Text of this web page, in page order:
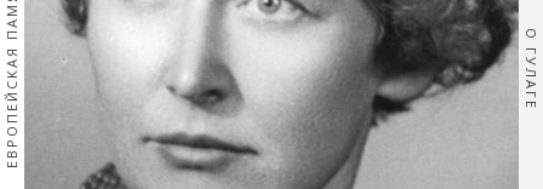
ЕВРОПЕЙСКАЯ ПАМЯТЬ О ГУЛАГЕ